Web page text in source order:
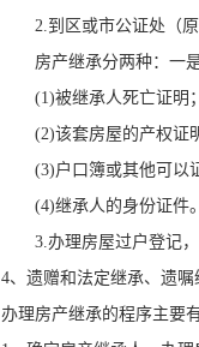
2.到区或市公证处（原
房产继承分两种：一是
(1)被继承人死亡证明；
(2)该套房屋的产权证明
(3)户口簿或其他可以证
(4)继承人的身份证件。
3.办理房屋过户登记，
4、遗赠和法定继承、遗嘱
办理房产继承的程序主要有